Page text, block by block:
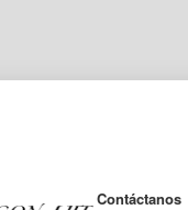
Contáctanos